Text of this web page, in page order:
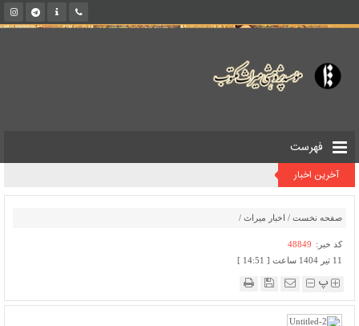
فهرست
آخرین اخبار
صفحه نخست / اخبار میراث /
کد خبر: 48849
11 تیر 1404 ساعت [ 14:51 ]
پ